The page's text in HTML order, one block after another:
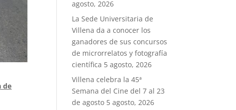
de
agosto, 2026
La Sede Universitaria de
Villena da a conocer los
ganadores de sus concursos
de microrrelatos y fotografía
científica 5 agosto, 2026
Villena celebra la 45ª
Semana del Cine del 7 al 23
de agosto 5 agosto, 2026